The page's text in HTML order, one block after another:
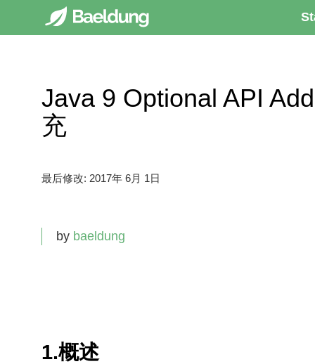
Java 9 Optional API
充
最后修改: 2017年 6月 1日
by baeldung
1.概述